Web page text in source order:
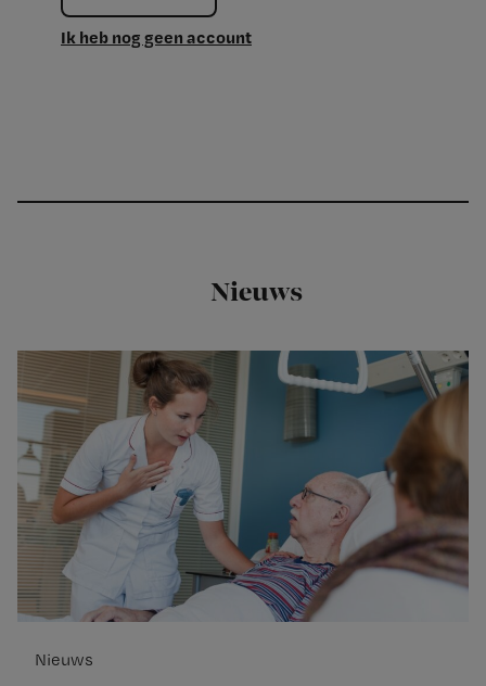
Ik heb nog geen account
Nieuws
Nieuws